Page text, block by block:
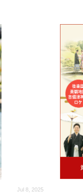
Jul 8, 2025